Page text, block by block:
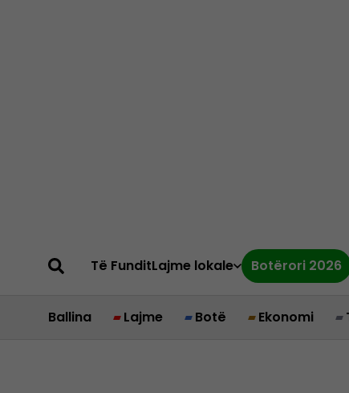
Të FunditLajme lokale Botërori 2026
Ballina Lajme Botë Ekonomi